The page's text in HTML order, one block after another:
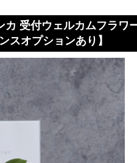
受付ウェルカムフラワ
スオプションあり】